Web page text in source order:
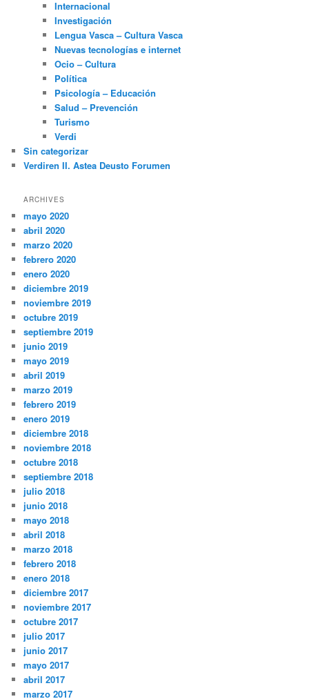
Internacional
Investigación
Lengua Vasca – Cultura Vasca
Nuevas tecnologías e internet
Ocio – Cultura
Política
Psicología – Educación
Salud – Prevención
Turismo
Verdi
Sin categorizar
Verdiren II. Astea Deusto Forumen
ARCHIVES
mayo 2020
abril 2020
marzo 2020
febrero 2020
enero 2020
diciembre 2019
noviembre 2019
octubre 2019
septiembre 2019
junio 2019
mayo 2019
abril 2019
marzo 2019
febrero 2019
enero 2019
diciembre 2018
noviembre 2018
octubre 2018
septiembre 2018
julio 2018
junio 2018
mayo 2018
abril 2018
marzo 2018
febrero 2018
enero 2018
diciembre 2017
noviembre 2017
octubre 2017
julio 2017
junio 2017
mayo 2017
abril 2017
marzo 2017